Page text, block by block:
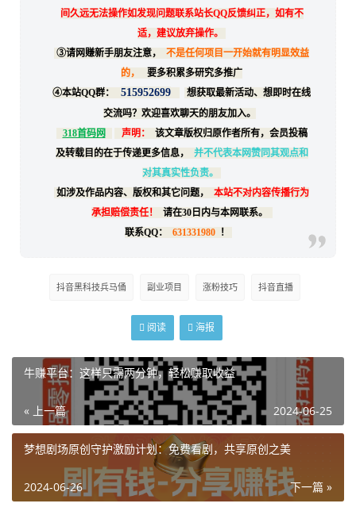
间久远无法操作如发现问题联系站长QQ反馈纠正，如有不
适，建议放弃操作。
③请网赚新手朋友注意，
不是任何项目一开始就有明显效益
的，
要多积累多研究多推广
④本站QQ群：
515952699
想获取最新活动、想即时在线
交流吗？欢迎喜欢聊天的朋友加入。
318首码网
声明：
该文章版权归原作者所有，会员投稿
及转载目的在于传递更多信息，
并不代表本网赞同其观点和
对其真实性负责。
如涉及作品内容、版权和其它问题，
本站不对内容传播行为
承担赔偿责任！
请在30日内与本网联系。
联系QQ：
631331980 ！
抖音黑科技兵马俑 副业项目 涨粉技巧 抖音直播
阅读 海报
牛赚平台：这样只需两分钟，轻松赚取收益
« 上一篇 2024-06-25
梦想剧场原创守护激励计划：免费看剧，共享原创之美
下一篇 »
2024-06-26